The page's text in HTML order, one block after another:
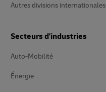
Autres divisions internationales
Secteurs d'industries
Auto-Mobilité
Énergie